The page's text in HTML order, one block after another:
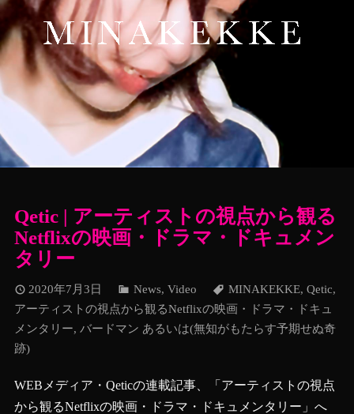
Qetic | アーティストの視点から観る
Netflixの映画・ドラマ・ドキュメン
タリー
2020年7月3日 News, Video MINAKEKKE, Qetic,
アーティストの視点から観るNetflixの映画・ドラマ・ドキュ
メンタリー, バードマン あるいは(無知がもたらす予期せぬ奇
跡)
WEBメディア・Qeticの連載記事、「アーティストの視点
から観るNetflixの映画・ドラマ・ドキュメンタリー」へ